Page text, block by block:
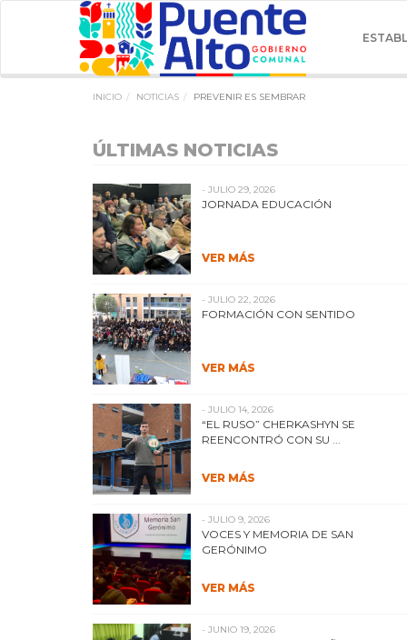
INICIO NOTICIAS PREVENIR ES SEMBRAR
ÚLTIMAS NOTICIAS
- JULIO 29, 2026
JORNADA EDUCACIÓN
VER MÁS
- JULIO 22, 2026
FORMACIÓN CON SENTIDO
VER MÁS
- JULIO 14, 2026
“EL RUSO” CHERKASHYN SE
REENCONTRÓ CON SU ...
VER MÁS
- JULIO 9, 2026
VOCES Y MEMORIA DE SAN
GERÓNIMO
VER MÁS
- JUNIO 19, 2026